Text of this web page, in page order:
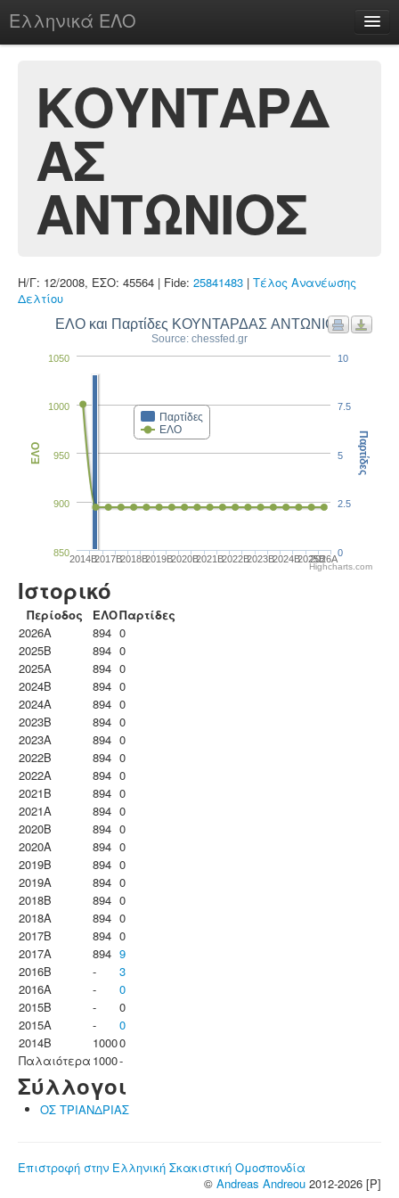
Ελληνικά ΕΛΟ
chesstu.be @ discord
Login
ΚΟΥΝΤΑΡΔ
ΑΣ
ΑΝΤΩΝΙΟΣ
Η/Γ: 12/2008, ΕΣΟ: 45564 | Fide: 25841483 | Τέλος Ανανέωσης
Δελτίου
ΕΛΟ και Παρτίδες ΚΟΥΝΤΑΡΔΑΣ ΑΝΤΩΝΙΟΣ
Source: chessfed.gr
Παρτίδες
ΕΛΟ
2014B2017B2018B2019B2020B2021B2022B2023B2024B2025B2026A
900
950
1000
850
1050
ΕΛΟ
0
2.5
5
7.5
10
Παρτίδες
Highcharts.com
Ιστορικό
Περίοδος ΕΛΟΠαρτίδες
2026A
894 0
2025B
894 0
2025A
894 0
2024B
894 0
2024A
894 0
2023B
894 0
2023Α
894 0
2022B
894 0
2022A
894 0
2021B
894 0
2021A
894 0
2020B
894 0
2020A
894 0
2019B
894 0
2019A
894 0
2018B
894 0
2018A
894 0
2017B
894 0
2017A
894 9
2016B
-
3
2016A
-
0
2015B
-
0
2015A
-
0
2014B
10000
Παλαιότερα 1000-
Σύλλογοι
ΟΣ ΤΡΙΑΝΔΡΙΑΣ
Επιστροφή στην Ελληνική Σκακιστική Ομοσπονδία
© Andreas Andreou 2012-2026 [P]